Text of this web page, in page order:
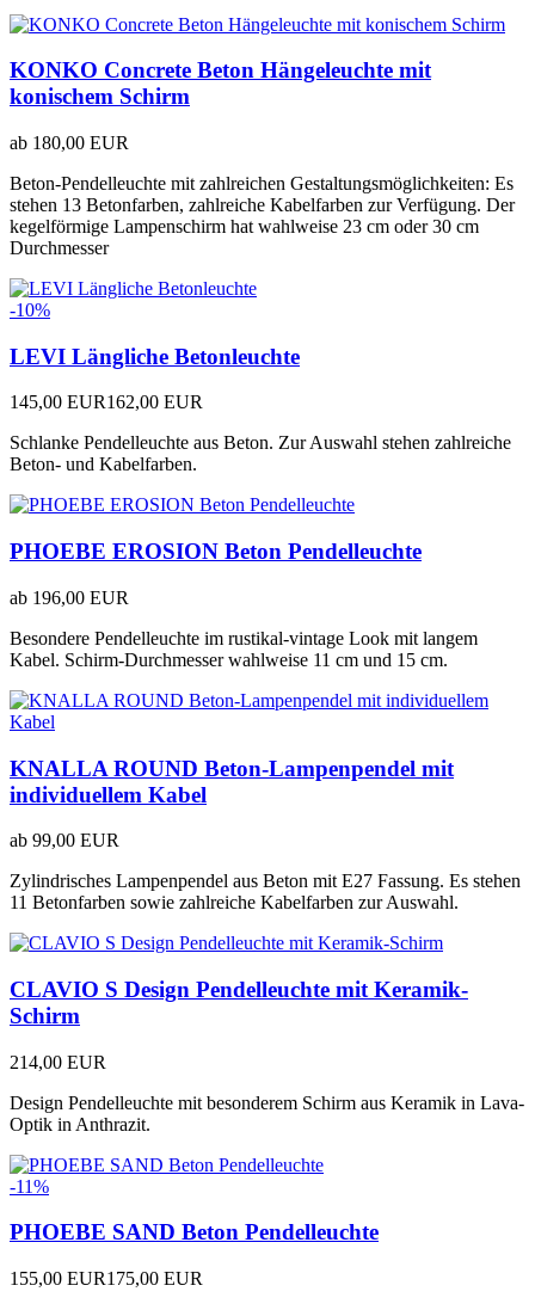
KONKO Concrete Beton Hängeleuchte mit
konischem Schirm
ab 180,00 EUR
Beton-Pendelleuchte mit zahlreichen Gestaltungsmöglichkeiten: Es
stehen 13 Betonfarben, zahlreiche Kabelfarben zur Verfügung. Der
kegelförmige Lampenschirm hat wahlweise 23 cm oder 30 cm
Durchmesser
-10%
LEVI Längliche Betonleuchte
145,00 EUR162,00 EUR
Schlanke Pendelleuchte aus Beton. Zur Auswahl stehen zahlreiche
Beton- und Kabelfarben.
PHOEBE EROSION Beton Pendelleuchte
ab 196,00 EUR
Besondere Pendelleuchte im rustikal-vintage Look mit langem
Kabel. Schirm-Durchmesser wahlweise 11 cm und 15 cm.
KNALLA ROUND Beton-Lampenpendel mit
individuellem Kabel
ab 99,00 EUR
Zylindrisches Lampenpendel aus Beton mit E27 Fassung. Es stehen
11 Betonfarben sowie zahlreiche Kabelfarben zur Auswahl.
CLAVIO S Design Pendelleuchte mit Keramik-
Schirm
214,00 EUR
Design Pendelleuchte mit besonderem Schirm aus Keramik in Lava-
Optik in Anthrazit.
-11%
PHOEBE SAND Beton Pendelleuchte
155,00 EUR175,00 EUR